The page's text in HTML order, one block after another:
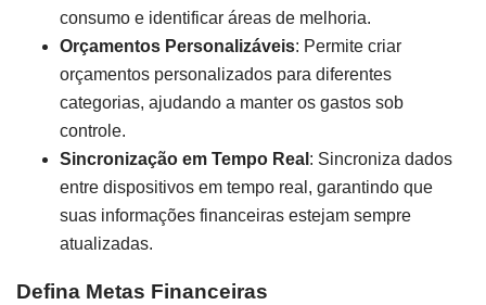
consumo e identificar áreas de melhoria.
Orçamentos Personalizáveis: Permite criar
orçamentos personalizados para diferentes
categorias, ajudando a manter os gastos sob
controle.
Sincronização em Tempo Real : Sincroniza dados
entre dispositivos em tempo real, garantindo que
suas informações financeiras estejam sempre
atualizadas.
Defina Metas Financeiras